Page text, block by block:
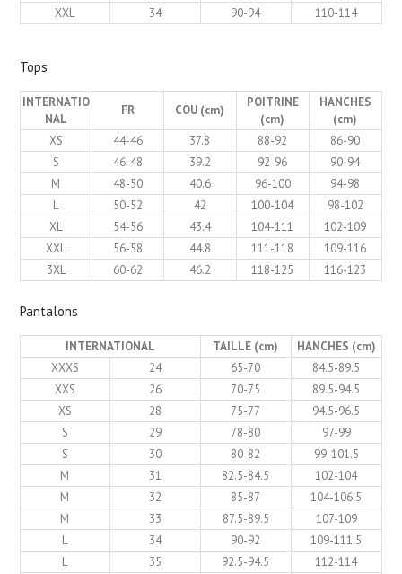
XXL
34 90-94 110-114
Tops
INTERNATIO
NAL
FR COU (cm)
POITRINE
(cm)
HANCHES
(cm)
XS
44-46 37.8 88-92
86-90
S
46-48 39.2 92-96
90-94
M
48-50 40.6 96-100
94-98
L
50-52 42 100-104
98-102
XL
54-56 43.4 104-111
102-109
XXL
56-58 44.8 111-118
109-116
3XL
60-62 46.2 118-125 116-123
Pantalons
INTERNATIONAL TAILLE (cm)
HANCHES (cm)
XXXS
24 65-70
84.5-89.5
XXS
26 70-75
89.5-94.5
XS
28 75-77
94.5-96.5
S
29 78-80
97-99
S
30 80-82
99-101.5
M
31 82.5-84.5
102-104
M
32 85-87
104-106.5
M
33 87.5-89.5
107-109
L
34 90-92
109-111.5
L
35 92.5-94.5
112-114